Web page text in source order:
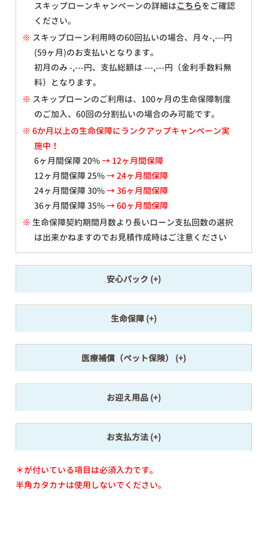
スキップローンキャンペーンの詳細はこちらをご確認
ください。
※ スキップローン利用時の60回払いの場合、月々-,---円
(59ヶ月)のお支払いとなります。
初月のみ-,---円、支払総額は---,---円（金利手数料無
料）となります。
※ スキップローンのご利用は、100ヶ月の生命保障制度
のご加入、60回の分割払いの場合のみ可能です。
※ 6か月以上の生命保障にランクアップキャンペーン実
施中！
6ヶ月間保障 20%→ 12ヶ月間保障
12ヶ月間保障 25%→ 24ヶ月間保障
24ヶ月間保障 30%→ 36ヶ月間保障
36ヶ月間保障 35%→ 60ヶ月間保障
※ 生命保障契約期間月数より長いローン支払回数の選択
は出来かねますのでお見積作成時はご注意ください
安心パック
生命保障
医療補償（ペット保険）
お迎え用品
お支払方法
＊が付いている項目は必須入力です。
半角カタカナは使用しないでください。